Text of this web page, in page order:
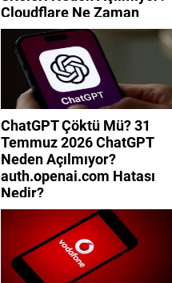
Cloudflare Ne Zaman
Düzelecek?
ChatGPT Çöktü Mü? 31
Temmuz 2026 ChatGPT
Neden Açılmıyor?
auth.openai.com Hatası
Nedir?